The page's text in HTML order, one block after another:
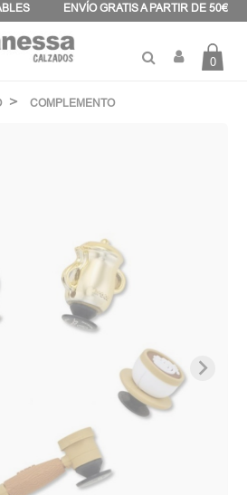
ENVÍO GRATIS A PARTIR DE 50€
0
COMPLEMENTO